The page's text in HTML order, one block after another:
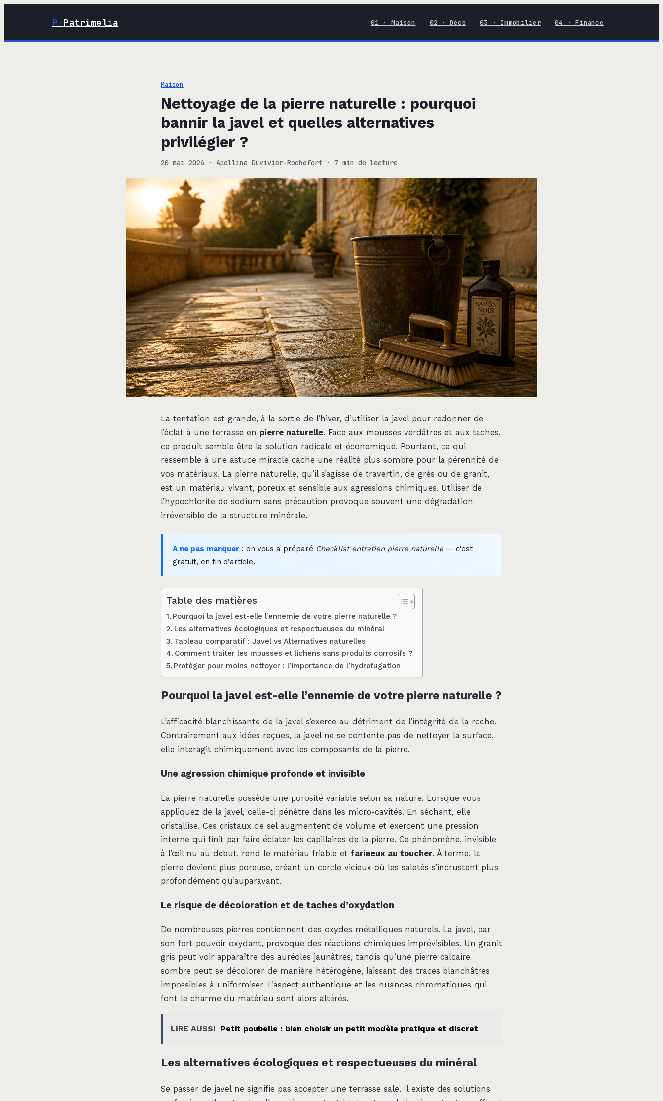
P· Patrimelia 01 · Maison 02 · Déco 03 · Immobilier 04 · Finance
Maison
Nettoyage de la pierre naturelle : pourquoi
bannir la javel et quelles alternatives
privilégier ?
20 mai 2026 · Apolline Duvivier-Rochefort · 7 min de lecture
La tentation est grande, à la sortie de l’hiver, d’utiliser la javel pour redonner de
l’éclat à une terrasse en pierre naturelle. Face aux mousses verdâtres et aux taches,
ce produit semble être la solution radicale et économique. Pourtant, ce qui
ressemble à une astuce miracle cache une réalité plus sombre pour la pérennité de
vos matériaux. La pierre naturelle, qu’il s’agisse de travertin, de grès ou de granit,
est un matériau vivant, poreux et sensible aux agressions chimiques. Utiliser de
l’hypochlorite de sodium sans précaution provoque souvent une dégradation
irréversible de la structure minérale.
A ne pas manquer : on vous a préparé Checklist entretien pierre naturelle — c’est
gratuit, en fin d’article.
Table des matières
Pourquoi la javel est-elle l’ennemie de votre pierre naturelle ?
Les alternatives écologiques et respectueuses du minéral
Tableau comparatif : Javel vs Alternatives naturelles
Comment traiter les mousses et lichens sans produits corrosifs ?
Protéger pour moins nettoyer : l’importance de l’hydrofugation
Pourquoi la javel est-elle l’ennemie de votre pierre naturelle ?
L’efficacité blanchissante de la javel s’exerce au détriment de l’intégrité de la roche.
Contrairement aux idées reçues, la javel ne se contente pas de nettoyer la surface,
elle interagit chimiquement avec les composants de la pierre.
Une agression chimique profonde et invisible
La pierre naturelle possède une porosité variable selon sa nature. Lorsque vous
appliquez de la javel, celle-ci pénètre dans les micro-cavités. En séchant, elle
cristallise. Ces cristaux de sel augmentent de volume et exercent une pression
interne qui finit par faire éclater les capillaires de la pierre. Ce phénomène, invisible
à l’œil nu au début, rend le matériau friable et farineux au toucher. À terme, la
pierre devient plus poreuse, créant un cercle vicieux où les saletés s’incrustent plus
profondément qu’auparavant.
Le risque de décoloration et de taches d’oxydation
De nombreuses pierres contiennent des oxydes métalliques naturels. La javel, par
son fort pouvoir oxydant, provoque des réactions chimiques imprévisibles. Un granit
gris peut voir apparaître des auréoles jaunâtres, tandis qu’une pierre calcaire
sombre peut se décolorer de manière hétérogène, laissant des traces blanchâtres
impossibles à uniformiser. L’aspect authentique et les nuances chromatiques qui
font le charme du matériau sont alors altérés.
LIRE AUSSI Petit poubelle : bien choisir un petit modèle pratique et discret
Les alternatives écologiques et respectueuses du minéral
Se passer de javel ne signifie pas accepter une terrasse sale. Il existe des solutions